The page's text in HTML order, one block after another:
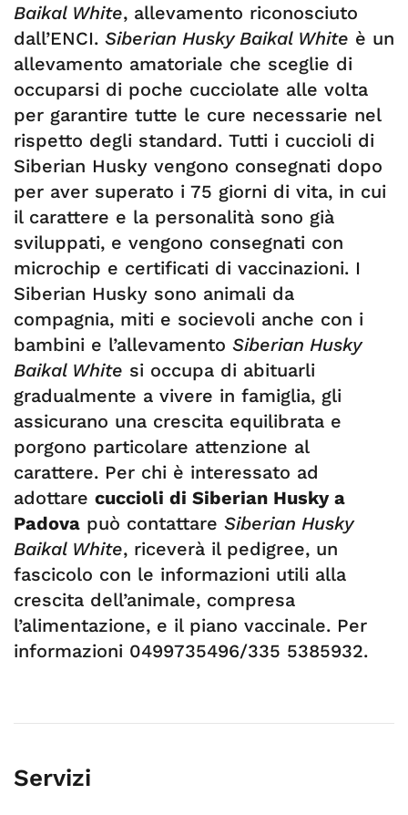
Baikal White, allevamento riconosciuto
dall’ENCI. Siberian Husky Baikal White è un
allevamento amatoriale che sceglie di
occuparsi di poche cucciolate alle volta
per garantire tutte le cure necessarie nel
rispetto degli standard. Tutti i cuccioli di
Siberian Husky vengono consegnati dopo
per aver superato i 75 giorni di vita, in cui
il carattere e la personalità sono già
sviluppati, e vengono consegnati con
microchip e certificati di vaccinazioni. I
Siberian Husky sono animali da
compagnia, miti e socievoli anche con i
bambini e l’allevamento Siberian Husky
Baikal White si occupa di abituarli
gradualmente a vivere in famiglia, gli
assicurano una crescita equilibrata e
porgono particolare attenzione al
carattere. Per chi è interessato ad
adottare cuccioli di Siberian Husky a
Padova può contattare Siberian Husky
Baikal White, riceverà il pedigree, un
fascicolo con le informazioni utili alla
crescita dell’animale, compresa
l’alimentazione, e il piano vaccinale. Per
informazioni 0499735496/335 5385932.
Servizi